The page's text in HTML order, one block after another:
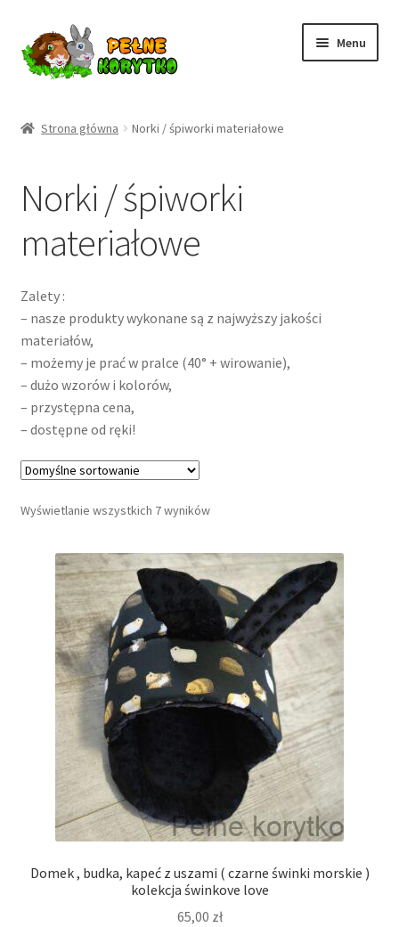
Przejdź
do
nawigacji
Przejdź
do
treści
Menu
Karmy
Siano
Suszone zioła
Suszone zioła giga paki
Warzywa, owoce , kwiaty i mixy
Mieszanki ziołowe i kwiatowe
Kolby, tunele i gryzaki naturalne
Transportery
Norki / śpiworki materiałowe
Domki materiałowe (kostki, piramidy, budki, kapcie itp.)
Suszone przysmaki i treserki dla psów
Legowiska materiałowe okrągłe i kwadratowe,
poduszki, materace
Artykuły
Hamaki materiałowe narożne i kwadratowe, paśniki,
podwieszane legowiska
Strona główna Norki / śpiworki materiałowe
Norki / śpiworki
materiałowe
Zalety :
– nasze produkty wykonane są z najwyższy jakości
materiałów,
– możemy je prać w pralce (40° + wirowanie),
– dużo wzorów i kolorów,
– przystępna cena,
– dostępne od ręki!
Wyświetlanie wszystkich 7 wyników
Domek , budka, kapeć z uszami ( czarne świnki morskie )
kolekcja świnkove love
65,00 zł